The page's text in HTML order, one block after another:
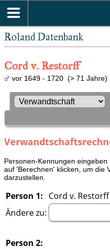
Roland Datenbank
Cord v. Restorff
vor 1649 - 1720 (> 71 Jahre)
Personen-Kennungen
auf 'Berechnen' klicken, um die
darzustellen.
Person 1: Cord v.
Ändere zu:
Person 2: